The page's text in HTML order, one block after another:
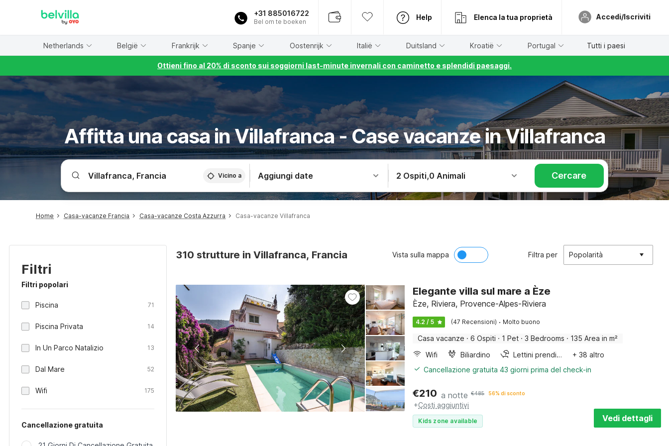
+31 885016722
Bel om te boeken
Help Elenca la tua proprietà Accedi/Iscriviti
Netherlands België Frankrijk Spanje Oostenrijk Italië Duitsland Kroatië Portugal Tutti i paesi
Ottieni fino al 20% di sconto sui soggiorni last-minute invernali con caminetto e splendidi paesaggi.
Affitta una casa in Villafranca - Case vacanze in Villafranca
Vicino a Aggiungi date 2 Ospiti,0 Animali Cercare
Home Casa-vacanze Francia Casa-vacanze Costa Azzurra Casa-vacanze Villafranca
Filtri
Filtri popolari
Piscina 71
Piscina Privata 14
In Un Parco Natalizio 13
Dal Mare 52
Wifi 175
Cancellazione gratuita
310 strutture in Villafranca, Francia Vista sulla mappa Filtra per Popolarità
Elegante villa sul mare a Èze
Èze, Riviera, Provence-Alpes-Riviera
4.2 / 5 (47 Recensioni) · Molto buono
Casa vacanze · 6 Ospiti · 1 Pet · 3 Bedrooms · 135 Area in m²
Wifi
Biliardino Lettini prendisole
+ 38 altro
Cancellazione gratuita 43 giorni prima del check-in
€210 a notte €485 56% di sconto
+Costi aggiuntivi
Kids zone available Vedi dettagli